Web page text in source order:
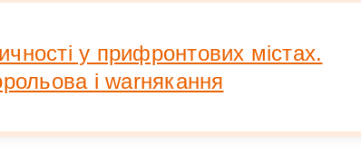
у прифронтових містах.
і warнякання